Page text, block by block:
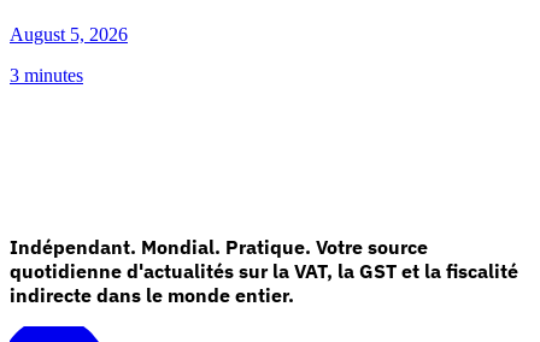
August 5, 2026
3 minutes
Indépendant. Mondial. Pratique. Votre source
quotidienne d'actualités sur la VAT, la GST et la fiscalité
indirecte dans le monde entier.